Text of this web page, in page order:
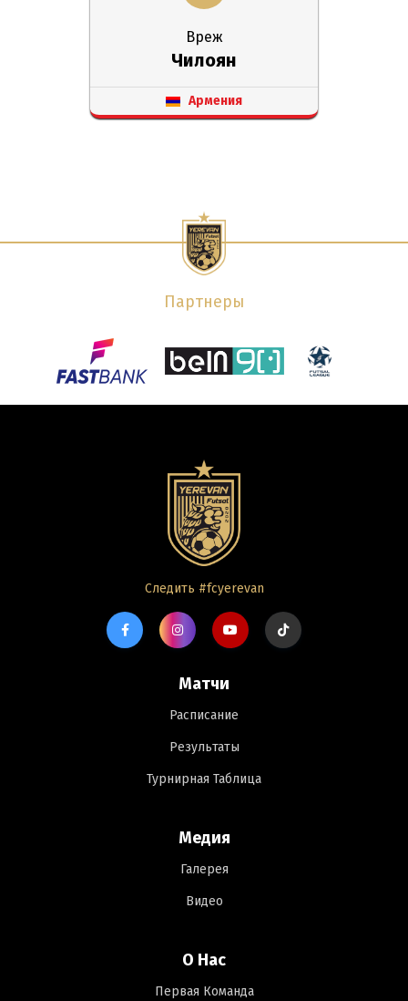
Вреж
Чилоян
Армения
Партнеры
Следить #fcyerevan
Матчи
Расписание
Результаты
Турнирная Таблица
Медия
Галерея
Видео
О Нас
Первая Команда